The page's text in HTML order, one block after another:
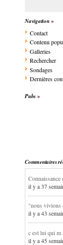
Navigation
Contact
Contenu
Galleries
Rechercher
Sondages
Dernières
Pubs
Commentaires
Connaissance
il y a 37
"nous vivions
il y a 43
c est lui qui m
il y a 45